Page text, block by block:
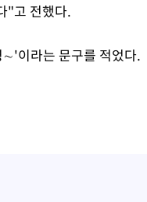
"고 전했다.
∼'이라는 문구를 적었다.